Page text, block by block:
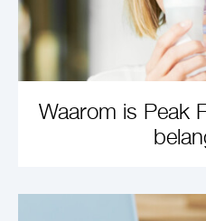
Waarom is Peak
LEARN